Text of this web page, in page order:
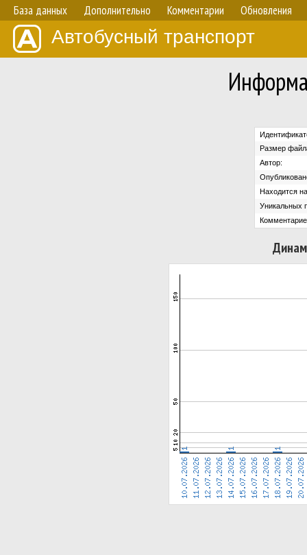
База данных Дополнительно Комментарии Обновления
Автобусный транспорт
Размер
Автор:
Находится
Уникальных